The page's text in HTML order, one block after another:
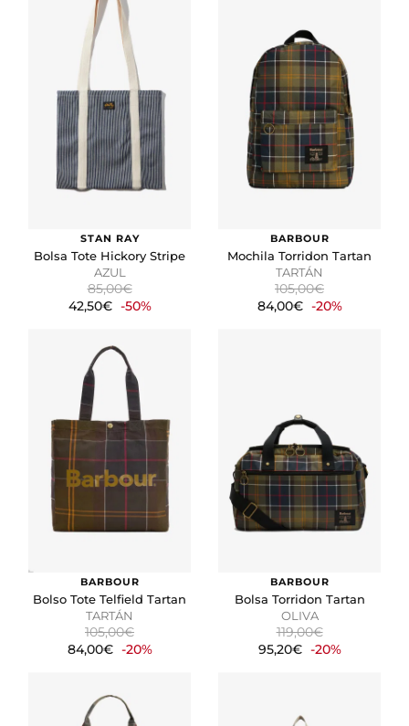
STAN RAY
Bolsa Tote Hickory Stripe
AZUL
85,00€
42,50€ -50%
BARBOUR
Mochila Torridon Tartan
TARTÁN
105,00€
84,00€ -20%
BARBOUR
Bolso Tote Telfield Tartan
TARTÁN
105,00€
84,00€ -20%
BARBOUR
Bolsa Torridon Tartan
OLIVA
119,00€
95,20€ -20%